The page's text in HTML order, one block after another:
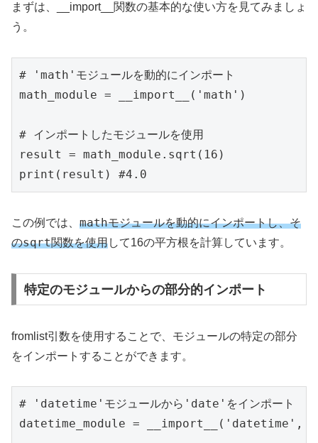
まずは、__import__関数の基本的な使い方を見てみましょ
う。
# 'math'モジュールを動的にインポート
math_module = __import__('math')
# インポートしたモジュールを使用
result = math_module.sqrt(16)
print(result) #4.0
この例では、 mathモジュールを動的にインポートし、そ
のsqrt関数を使用して16の平方根を計算しています。
特定のモジュールからの部分的インポート
fromlist引数を使用することで、モジュールの特定の部分
をインポートすることができます。
# 'datetime'モジュールから'date'をインポート
datetime_module =